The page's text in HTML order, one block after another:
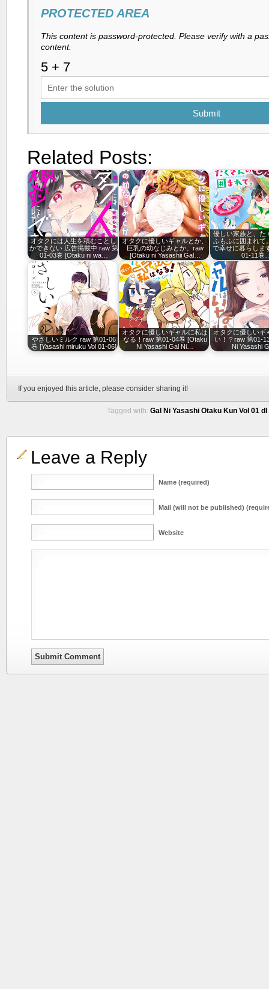
PROTECTED AREA
This content is password-protected. Please verify with a
content.
Submit
Related Posts:
オタクには人生を積むことし
かできない 広告掲載中 raw 第
01-03巻 [Otaku ni wa…
オタクに優しいギャルとか、
巨乳の幼なじみとか。raw
[Otaku ni Yasashii Gal…
優しい家族と、た
ふもふに囲まれて
で幸せに暮らしま
01-11巻
やさしいミルク raw 第01-06
巻 [Yasashi miruku Vol 01-06]
オタクに優しいギャルに私は
なる！raw 第01-04巻 [Otaku
Ni Yasashi Gal Ni…
オタクに優しいギ
い！？raw 第01-
Ni Yasashi
If you enjoyed this article, please consider sharing it!
Tagged with: Gal Ni Yasashi Otaku Kun Vol 01 dl
Leave a Reply
Name (required)
Mail (will not be published)
Website